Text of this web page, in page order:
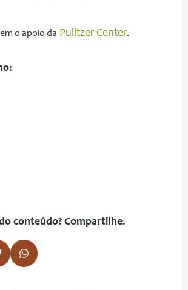
o apoio da ⁠Pulitzer Center⁠.
conteúdo? Compartilhe.